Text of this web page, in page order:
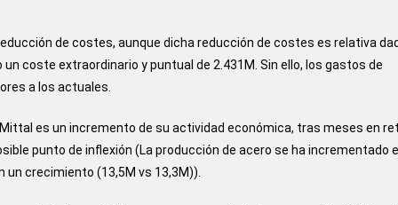
de costes, aunque dicha reducción de costes es relativa
coste extraordinario y puntual de 2.431M. Sin ello, los gastos de
a los actuales.
es un incremento de su actividad económica, tras meses en
punto de inflexión (La producción de acero se ha incrementado
crecimiento (13,5M vs 13,3M)).